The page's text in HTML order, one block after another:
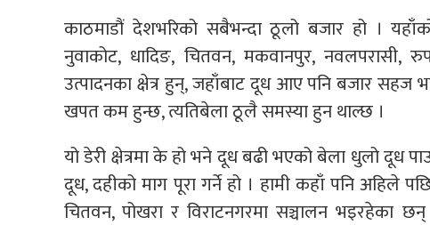
काठमाडौं देशभरिको सबैभन्दा ठूलो बजार हो ।
नुवाकोट, धादिङ, चितवन, मकवानपुर, नवलपरासी,
उत्पादनका क्षेत्र हुन्, जहाँबाट दूध आए पनि बजार
खपत कम हुन्छ, त्यतिबेला ठूलै समस्या हुन थाल्छ ।
यो डेरी क्षेत्रमा के हो भने दूध बढी भएको बेला धुलो दूध
दूध, दहीको माग पूरा गर्ने हो । हामी कहाँ पनि अहिले
चितवन, पोखरा र विराटनगरमा सञ्चालन भइरहेका